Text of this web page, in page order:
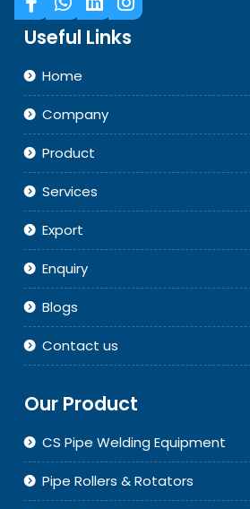
Useful Links
Home
Company
Product
Services
Export
Enquiry
Blogs
Contact us
Our Product
CS Pipe Welding Equipment
Pipe Rollers & Rotators